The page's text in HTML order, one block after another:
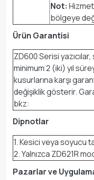
Not:
bölgeye
Ürün Garantisi
ZD600 Serisi
minimum 2 (iki) yıl
kusurlarına karşı
değişiklik gösterir.
bkz:
Dipnotlar
1. Kesici veya soyucu
2. Yalnızca ZD621R
Pazarlar ve